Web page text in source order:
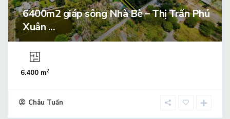
6400m2 giáp sông Nhà Bè – Thị Trấn Phú
Xuân ...
6.400 m2
Châu Tuấn